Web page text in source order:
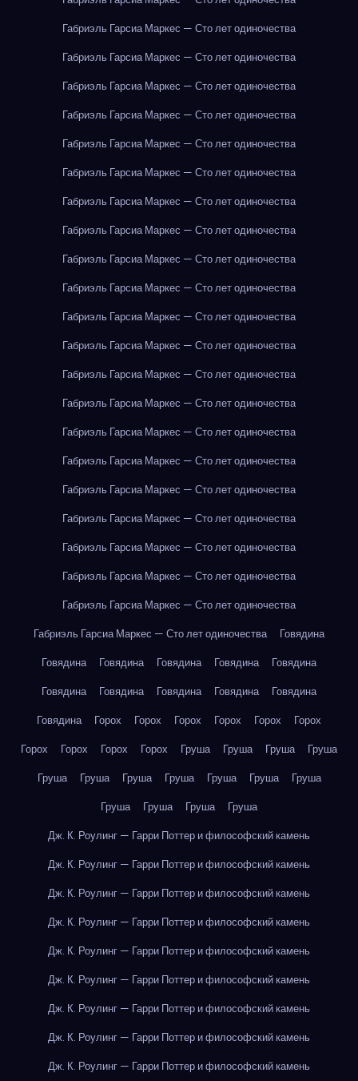
Габриэль Гарсиа Маркес — Сто лет одиночества
Габриэль Гарсиа Маркес — Сто лет одиночества
Габриэль Гарсиа Маркес — Сто лет одиночества
Габриэль Гарсиа Маркес — Сто лет одиночества
Габриэль Гарсиа Маркес — Сто лет одиночества
Габриэль Гарсиа Маркес — Сто лет одиночества
Габриэль Гарсиа Маркес — Сто лет одиночества
Габриэль Гарсиа Маркес — Сто лет одиночества
Габриэль Гарсиа Маркес — Сто лет одиночества
Габриэль Гарсиа Маркес — Сто лет одиночества
Габриэль Гарсиа Маркес — Сто лет одиночества
Габриэль Гарсиа Маркес — Сто лет одиночества
Габриэль Гарсиа Маркес — Сто лет одиночества
Габриэль Гарсиа Маркес — Сто лет одиночества
Габриэль Гарсиа Маркес — Сто лет одиночества
Габриэль Гарсиа Маркес — Сто лет одиночества
Габриэль Гарсиа Маркес — Сто лет одиночества
Габриэль Гарсиа Маркес — Сто лет одиночества
Габриэль Гарсиа Маркес — Сто лет одиночества
Габриэль Гарсиа Маркес — Сто лет одиночества
Габриэль Гарсиа Маркес — Сто лет одиночества
Габриэль Гарсиа Маркес — Сто лет одиночества
Говядина
Говядина
Говядина Говядина Говядина
Говядина
Говядина
Говядина Говядина Говядина
Говядина
Говядина
Горох Горох Горох Горох Горох
Горох
Горох
Горох Горох Горох Груша Груша Груша
Груша
Груша
Груша Груша Груша Груша Груша
Груша
Груша
Груша Груша
Груша
Дж. К. Роулинг — Гарри Поттер и философский камень
Дж. К. Роулинг — Гарри Поттер и философский камень
Дж. К. Роулинг — Гарри Поттер и философский камень
Дж. К. Роулинг — Гарри Поттер и философский камень
Дж. К. Роулинг — Гарри Поттер и философский камень
Дж. К. Роулинг — Гарри Поттер и философский камень
Дж. К. Роулинг — Гарри Поттер и философский камень
Дж. К. Роулинг — Гарри Поттер и философский камень
Дж. К. Роулинг — Гарри Поттер и философский камень